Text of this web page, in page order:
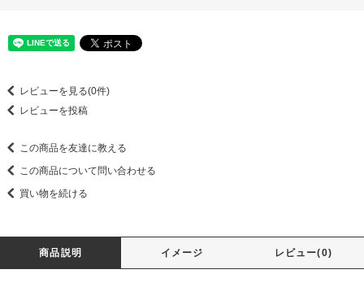
レビューを見る(0件)
レビューを投稿
この商品を友達に教える
この商品について問い合わせる
買い物を続ける
商品説明 イメージ レビュー(0)